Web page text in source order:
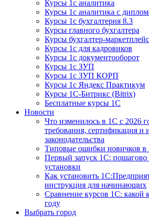
Курсы 1с аналитика
Курсы 1с аналитика с
Курсы 1с бухгалтерия 8.3
Курсы главного бухгалтера
Курсы бухгалтер-
Курсы 1с для кадровиков
Курсы 1с документооборот
Курсы 1с ЗУП
Курсы 1с ЗУП КОРП
Курсы 1с Яндекс Практикум
Курсы 1С-Битрикс (Bitrix)
Бесплатные курсы 1С
Новости
Что изменилось в 1С с 2026
требования, сертификация и
законодательства
Типовые ошибки новичков в
Первый запуск 1С: пошагово
установки
Как установить
инструкция для начинающих
Сравнение курсов 1С: какой
году
Выбрать город